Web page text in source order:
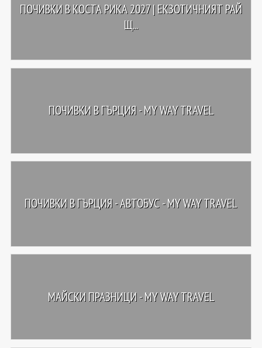
ПОЧИВКИ В КОСТА РИКА 2027 | ЕКЗОТИЧНИЯТ РАЙ
Щ...
ПОЧИВКИ В ГЪРЦИЯ - MY WAY TRAVEL
ПОЧИВКИ В ГЪРЦИЯ - АВТОБУС - MY WAY TRAVEL
МАЙСКИ ПРАЗНИЦИ - MY WAY TRAVEL